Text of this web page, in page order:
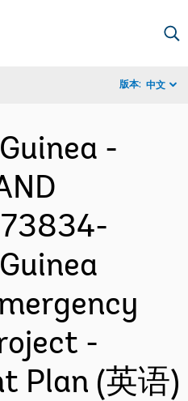
版本: 中文
-
-
Plan (英语)